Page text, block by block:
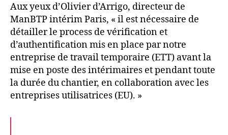
Aux yeux d’Olivier d’Arrigo, directeur de
ManBTP intérim Paris, « il est nécessaire de
détailler le process de vérification et
d’authentification mis en place par notre
entreprise de travail temporaire (ETT) avant la
mise en poste des intérimaires et pendant toute
la durée du chantier, en collaboration avec les
entreprises utilisatrices (EU). »